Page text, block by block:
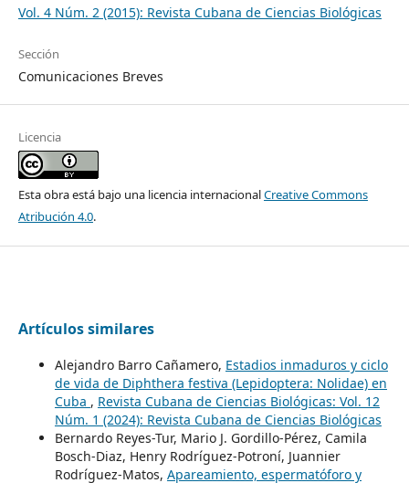
Vol. 4 Núm. 2 (2015): Revista Cubana de Ciencias Biológicas
Sección
Comunicaciones Breves
Licencia
Esta obra está bajo una licencia internacionalCreative Commons
Atribución 4.0.
Artículos similares
Alejandro Barro Cañamero, Estadios inmaduros y ciclo
de vida de Diphthera festiva (Lepidoptera: Nolidae) en
Cuba , Revista Cubana de Ciencias Biológicas: Vol. 12
Núm. 1 (2024): Revista Cubana de Ciencias Biológicas
Bernardo Reyes-Tur, Mario J. Gordillo-Pérez, Camila
Bosch-Diaz, Henry Rodríguez-Potroní, Juannier
Rodríguez-Matos, Apareamiento, espermatóforo y